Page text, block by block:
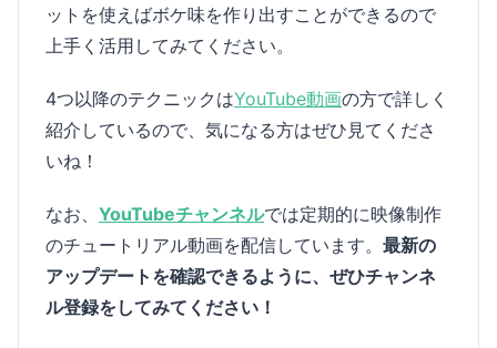
ットを使えばボケ味を作り出すことができるので
上手く活用してみてください。
4つ以降のテクニックはYouTube動画の方で詳しく
紹介しているので、気になる方はぜひ見てくださ
いね！
なお、 YouTubeチャンネルでは定期的に映像制作
のチュートリアル動画を配信しています。 最新の
アップデートを確認できるように、ぜひチャンネ
ル登録をしてみてください！